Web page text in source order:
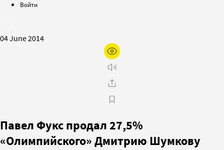
Войти
04 June 2014
Павел Фукс продал 27,5%
«Олимпийского» Дмитрию Шумкову